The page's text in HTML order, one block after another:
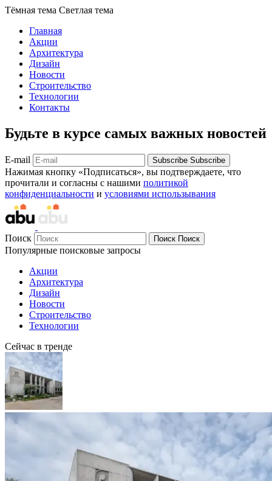
Тёмная тема Светлая тема
Главная
Акции
Архитектура
Дизайн
Новости
Строительство
Технологии
Контакты
Будьте в курсе самых важных новостей
E-mail Subscribe Subscribe
Нажимая кнопку «Подписаться», вы подтверждаете, что
прочитали и согласны с нашими политикой
конфиденциальности и условиями использывания
Поиск Поиск Поиск
Популярные поисковые запросы
Акции
Архитектура
Дизайн
Новости
Строительство
Технологии
Сейчас в тренде